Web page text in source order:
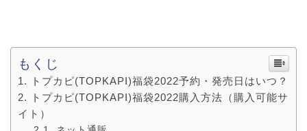
もくじ
トプカピ(TOPKAPI)福袋2022予約・発売日はいつ？
トプカピ(TOPKAPI)福袋2022購入方法（購入可能サ
イト）